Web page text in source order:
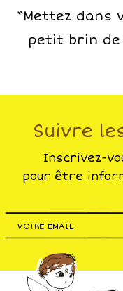
“Mettez dans
petit brin de
Suivre
Inscrivez-
pour être